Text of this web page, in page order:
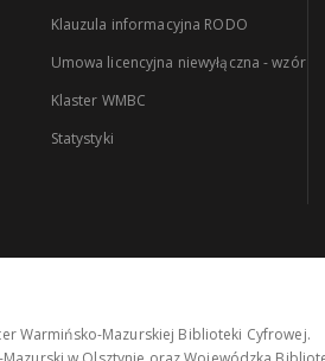
Klauzula informacyjna RODO
Umowa licencyjna niewyłączna - wzór
Klaster WMBC
Statystyki
Warmińsko-Mazurskiej Biblioteki Cyfrowej.